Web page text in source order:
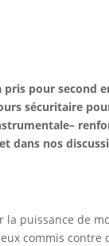
pour
sécuritaire
dans nos
puissance de
commis